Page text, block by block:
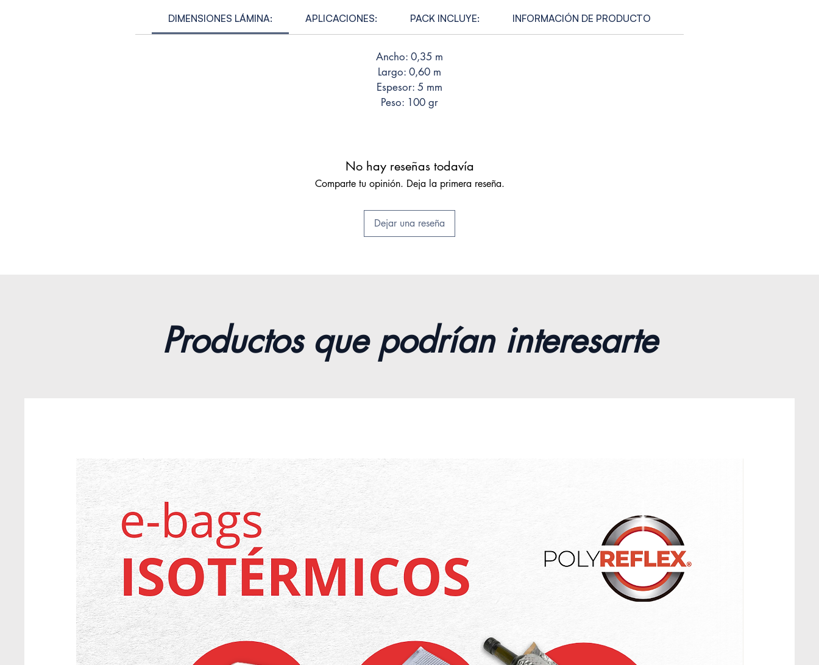
DIMENSIONES LÁMINA: APLICACIONES: PACK INCLUYE: INFORMACIÓN DE PRODUCTO
Ancho: 0,35 m
Largo: 0,60 m
Espesor: 5 mm
Peso: 100 gr
No hay reseñas todavía
Comparte tu opinión. Deja la primera reseña.
Dejar una reseña
Productos que podrían interesarte